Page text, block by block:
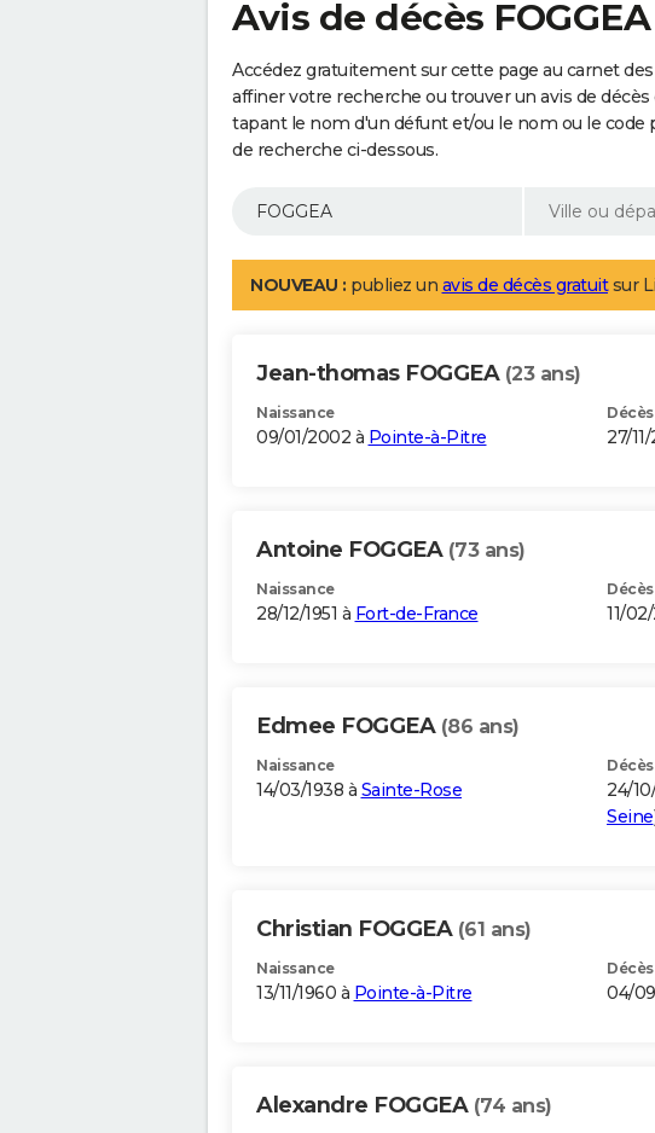
Avis de décès FOGGEA
Accédez gratuitement sur cette page au carnet des
affiner votre recherche ou trouver un avis de
tapant le nom d'un défunt et/ou le nom ou le
de recherche ci-dessous.
NOUVEAU : publiez un avis de décès gratuitsur
Jean-thomas FOGGEA (23 ans)
Naissance
09/01/2002 à Pointe-à-Pitre
Décès
27/
Antoine FOGGEA (73 ans)
Naissance
28/12/1951 à Fort-de-France
Décès
11/
Edmee FOGGEA (86 ans)
Naissance
14/03/1938 à Sainte-Rose
Décès
24/
Seine
Christian FOGGEA (61 ans)
Naissance
13/11/1960 à Pointe-à-Pitre
Décès
04/
Alexandre FOGGEA (74 ans)